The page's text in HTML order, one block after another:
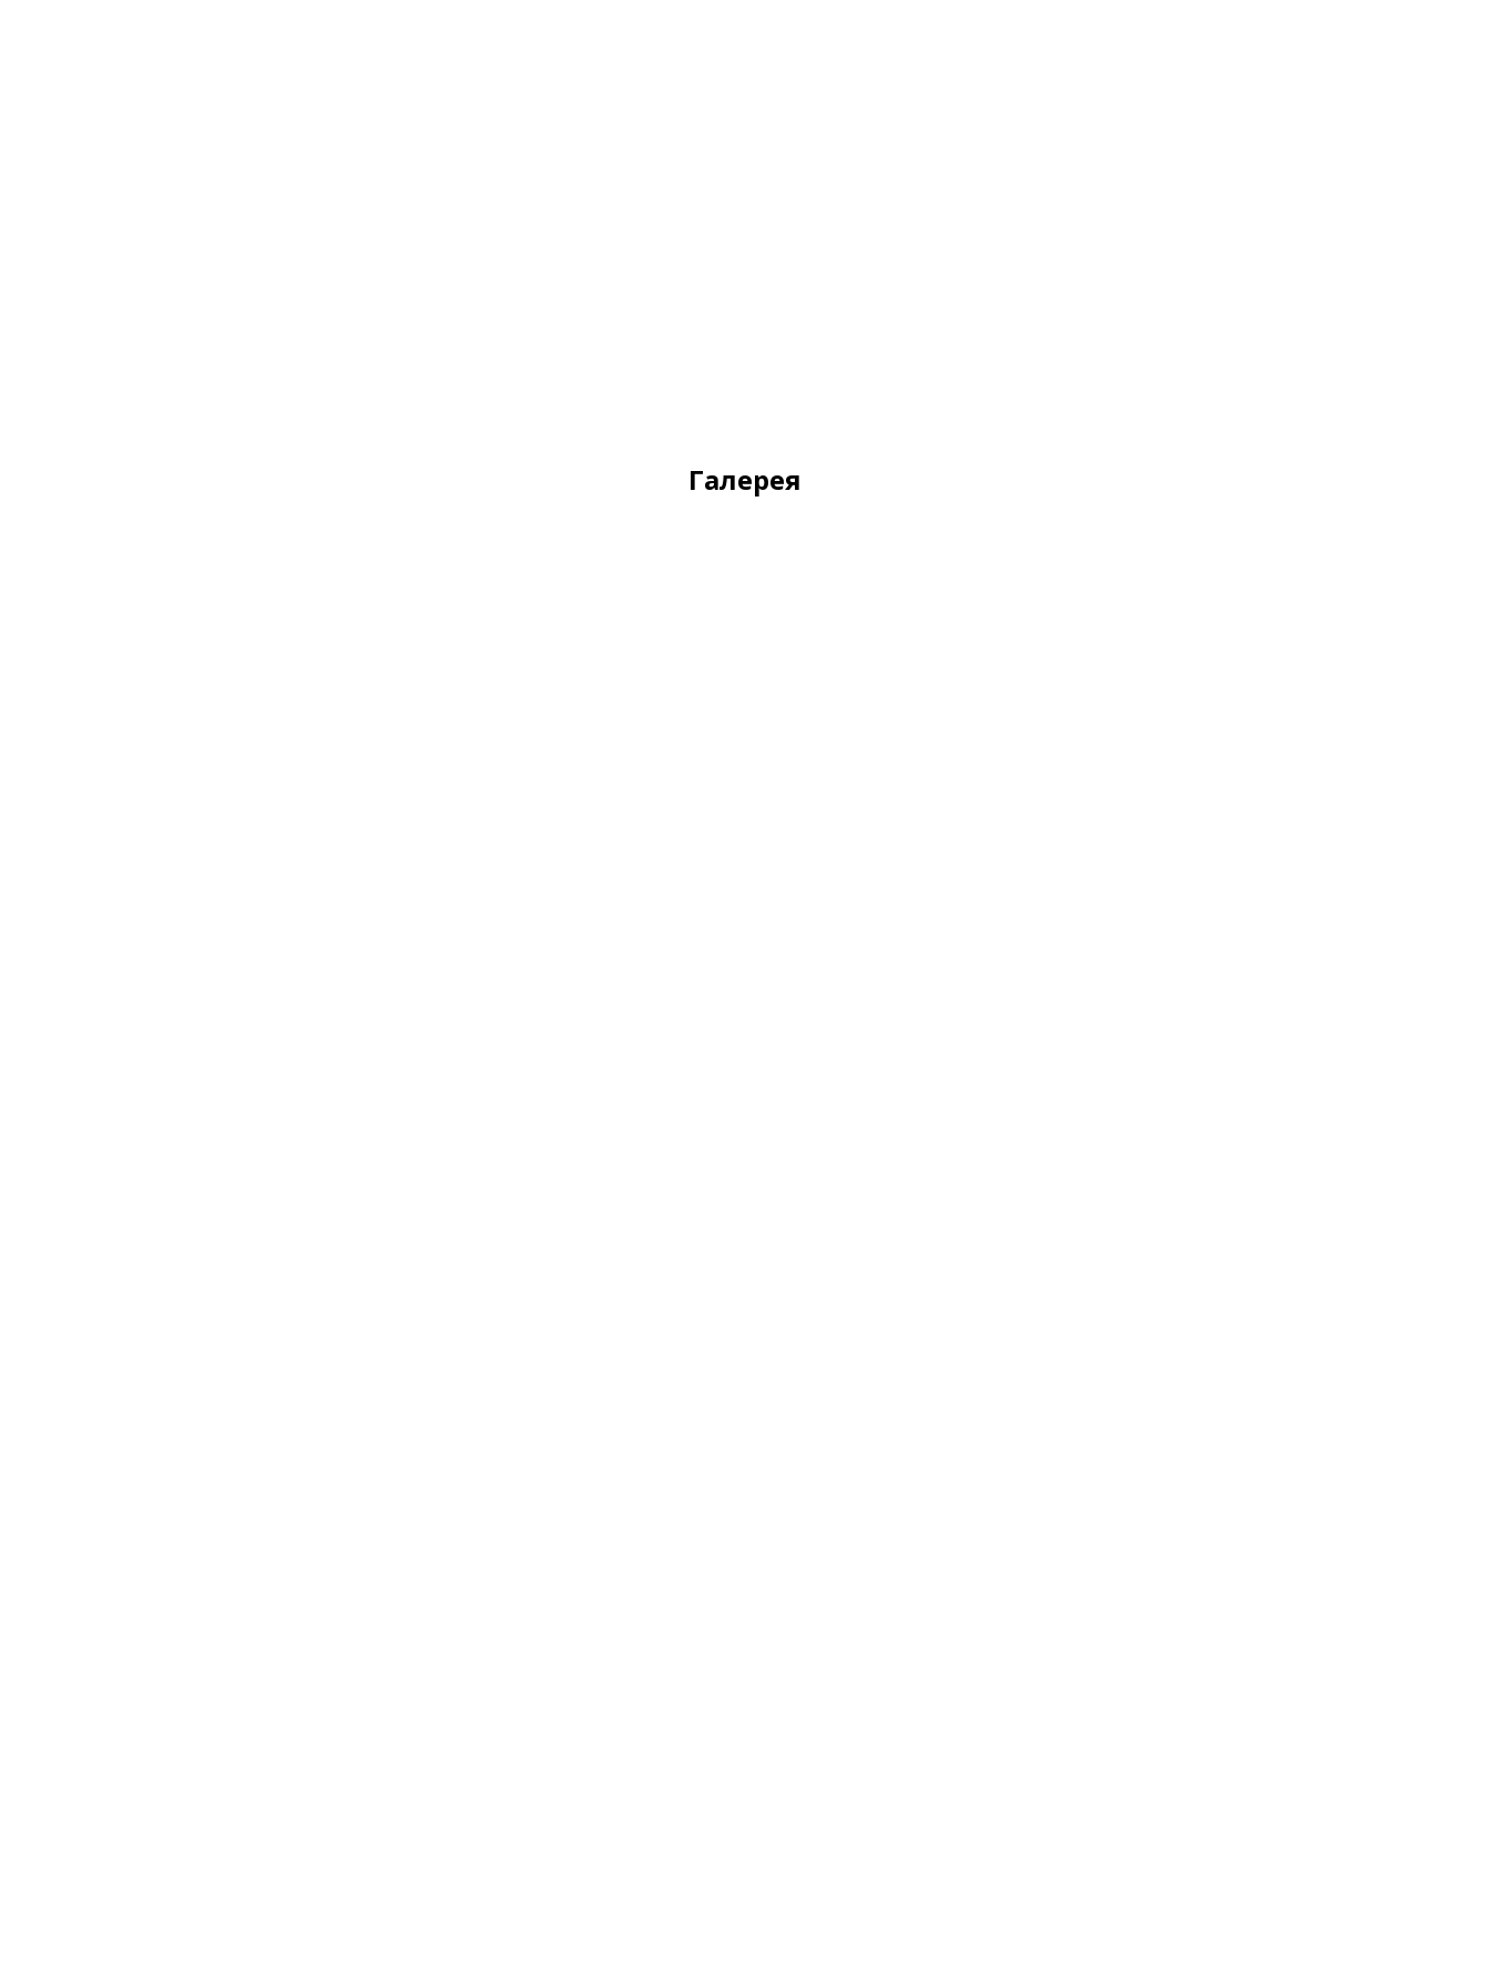
Галерея